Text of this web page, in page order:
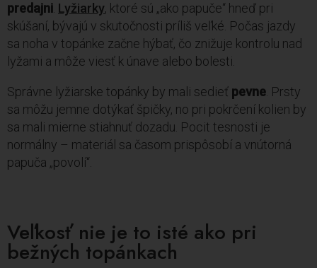
predajni. Lyžiarky, ktoré sú „ako papuče“ hneď pri
skúšaní, bývajú v skutočnosti príliš veľké. Počas jazdy
sa noha v topánke začne hýbať, čo znižuje kontrolu nad
lyžami a môže viesť k únave alebo bolesti.
Správne lyžiarske topánky by mali sedieť pevne. Prsty
sa môžu jemne dotýkať špičky, no pri pokrčení kolien by
sa mali mierne stiahnuť dozadu. Pocit tesnosti je
normálny – materiál sa časom prispôsobí a vnútorná
papuča „povolí“.
Veľkosť nie je to isté ako pri
bežných topánkach